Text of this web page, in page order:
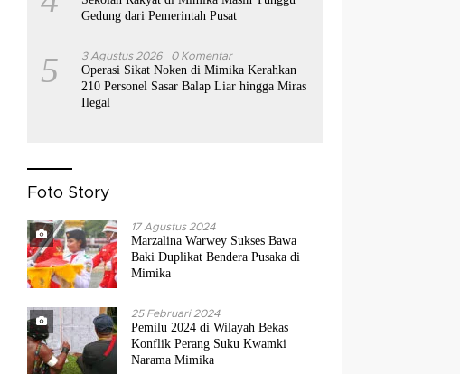
Gedung dari Pemerintah Pusat
5 3 Agustus 2026 0 Komentar
Operasi Sikat Noken di Mimika Kerahkan
210 Personel Sasar Balap Liar hingga Miras
Ilegal
Foto Story
17 Agustus 2024
Marzalina Warwey Sukses Bawa
Baki Duplikat Bendera Pusaka di
Mimika
25 Februari 2024
Pemilu 2024 di Wilayah Bekas
Konflik Perang Suku Kwamki
Narama Mimika